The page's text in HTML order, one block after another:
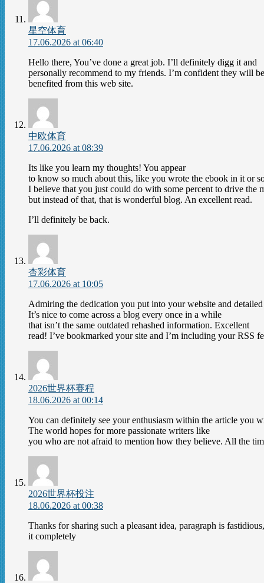
星空体育
17.06.2026 at 06:40
Hello there, You’ve done a great job. I’ll definitely digg it and
personally recommend to my friends. I’m confident they will be
benefited from this web site.
中欧体育
17.06.2026 at 08:39
Its like you learn my thoughts! You appear
to know so much about this, like you wrote the ebook in it or
I believe that you just could do with some percent to drive the
but instead of that, that is wonderful blog. An excellent read.
I’ll definitely be back.
杏彩体育
17.06.2026 at 10:05
Admiring the dedication you put into your website and
It’s nice to come across a blog every once in a while
that isn’t the same outdated rehashed information. Excellent
read! I’ve bookmarked your site and I’m including your RSS
2026世界杯赛程
18.06.2026 at 00:14
You can definitely see your enthusiasm within the article you
The world hopes for more passionate writers like
you who are not afraid to mention how they believe. All the
2026世界杯投注
18.06.2026 at 00:38
Thanks for sharing such a pleasant idea, paragraph is
it completely